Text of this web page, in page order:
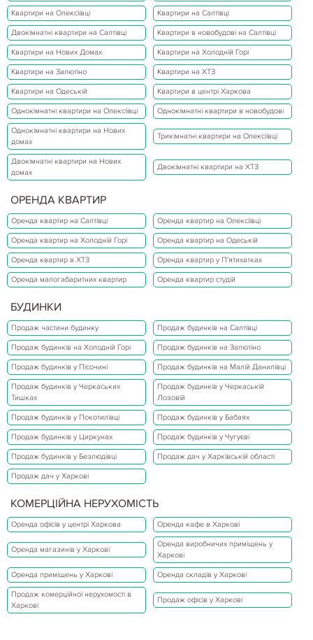
Квартири на Олексіївці Квартири на Салтівці
Двокімнатні квартири на Салтівці Квартири в новобудові на Салтівці
Квартири на Нових Домах Квартири на Холодній Горі
Квартири на Залютіно Квартири на ХТЗ
Квартири на Одеській Квартири в центрі Харкова
Однокімнатні квартири на Олексіївці Однокімнатні квартири в новобудові
Однокімнатні квартири на Нових
домах
Трикімнатні квартири на Олексіївці
Двокімнатні квартири на Нових
домах
Двокімнатні квартири на ХТЗ
ОРЕНДА КВАРТИР
Оренда квартир на Салтівці Оренда квартир на Олексіївці
Оренда квартир на Холодній Горі Оренда квартир на Одеській
Оренда квартир в ХТЗ Оренда квартир у П'ятихатках
Оренда малогабаритних квартир Оренда квартир студій
БУДИНКИ
Продаж частини будинку Продаж будинків на Салтівці
Продаж будинків на Холодній Горі Продаж будинків на Залютіно
Продаж будинків у Пісочині Продаж будинків на Малій Данилівці
Продаж будинків у Черкаських
Тишках
Продаж будинків у Черкаській
Лозовій
Продаж будинків у Покотилівці Продаж будинків у Бабаях
Продаж будинків у Циркунах Продаж будинків у Чугуєві
Продаж будинків у Безлюдівці Продаж дач у Харківській області
Продаж дач у Харкові
КОМЕРЦІЙНА НЕРУХОМІСТЬ
Оренда офісів у центрі Харкова Оренда кафе в Харкові
Оренда магазинів у Харкові
Оренда виробничих приміщень у
Харкові
Оренда приміщень у Харкові Оренда складів у Харкові
Продаж комерційної нерухомості в
Харкові
Продаж офісів у Харкові